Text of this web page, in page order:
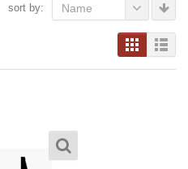
sort by: Name